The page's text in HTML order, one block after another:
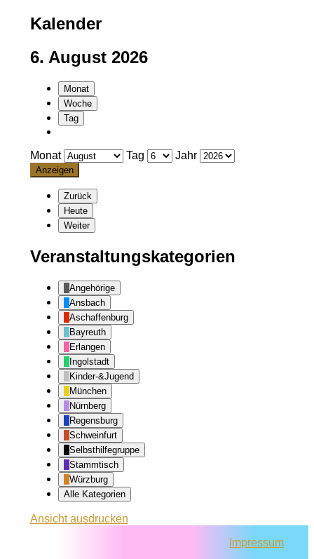
Kalender
6. August 2026
Monat
Woche
Tag
Monat Tag Jahr
Zurück
Heute
Weiter
Veranstaltungskategorien
Angehörige
Ansbach
Aschaffenburg
Bayreuth
Erlangen
Ingolstadt
Kinder-&Jugend
München
Nürnberg
Regensburg
Schweinfurt
Selbsthilfegruppe
Stammtisch
Würzburg
Alle Kategorien
Ansichtausdrucken
Impressum